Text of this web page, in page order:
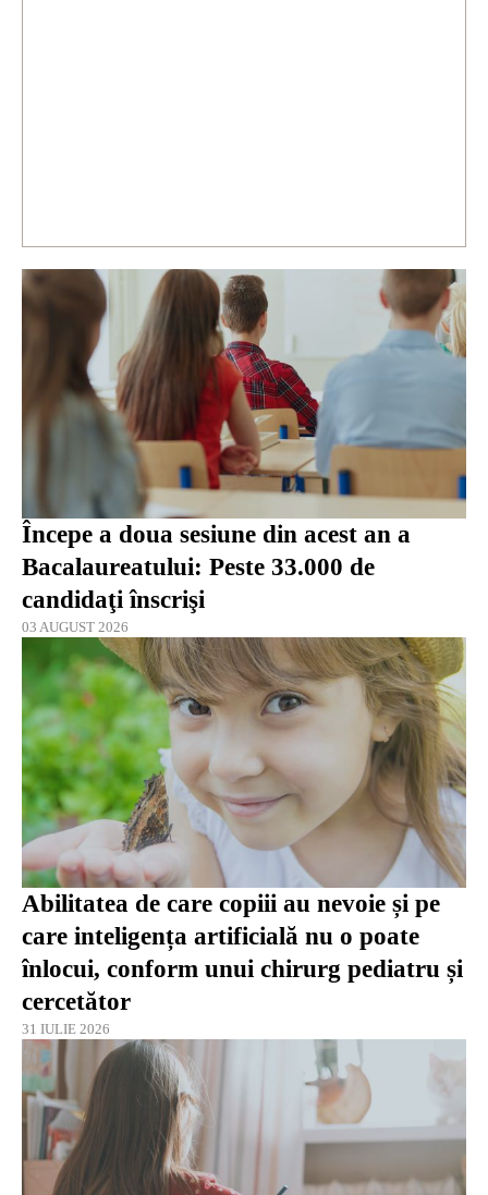
Începe a doua sesiune din acest an a
Bacalaureatului: Peste 33.000 de
candidaţi înscrişi
03 AUGUST 2026
Abilitatea de care copiii au nevoie și pe
care inteligența artificială nu o poate
înlocui, conform unui chirurg pediatru și
cercetător
31 IULIE 2026